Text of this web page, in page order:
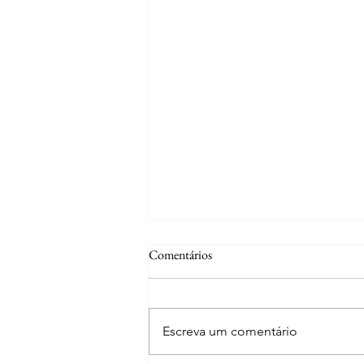
Comentários
Escreva um comentário